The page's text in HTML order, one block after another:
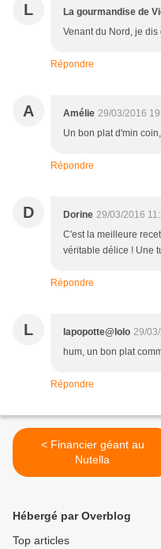
L La gourmandise de
Venant du Nord, je
Répondre
A Amélie 29/03/2016
Un bon plat d'min
Répondre
D Dorine 29/03/2016
C'est la meilleure
véritable délice ! Une
Répondre
L lapopotte@lolo 29/
hum, un bon plat
Répondre
< Financier géant au
Nutella
Hébergé par Overblog
Top articles